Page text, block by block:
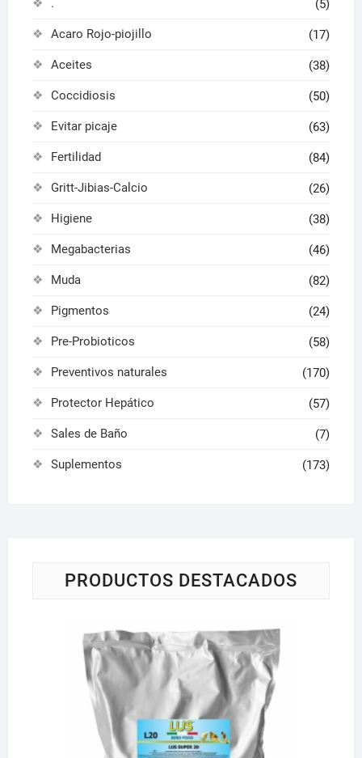
. (5)
Acaro Rojo-piojillo (17)
Aceites (38)
Coccidiosis (50)
Evitar picaje (63)
Fertilidad (84)
Gritt-Jibias-Calcio (26)
Higiene (38)
Megabacterias (46)
Muda (82)
Pigmentos (24)
Pre-Probioticos (58)
Preventivos naturales (170)
Protector Hepático (57)
Sales de Baño (7)
Suplementos (173)
PRODUCTOS DESTACADOS